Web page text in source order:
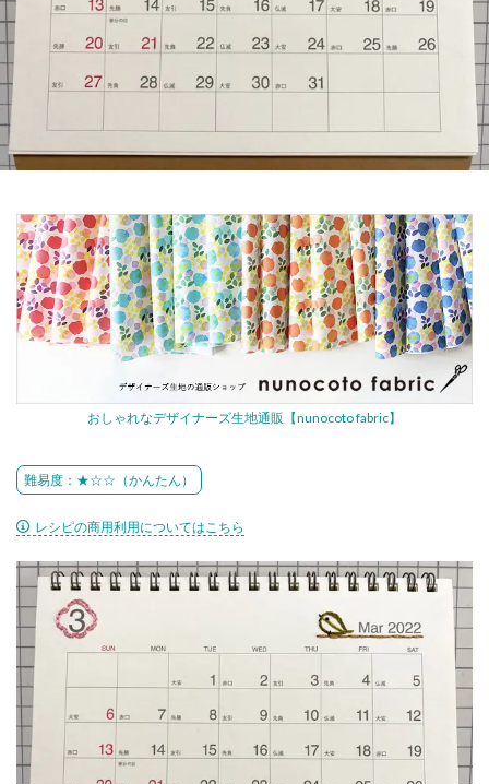
おしゃれなデザイナーズ生地通販【nunocoto fabric】
難易度：★☆☆（かんたん）
レシピの商用利用についてはこちら